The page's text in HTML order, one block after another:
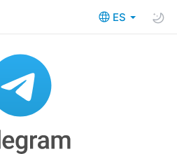
ES